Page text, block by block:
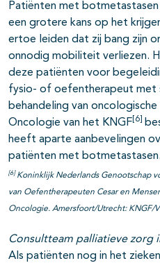
Patiënten met botmetastasen
een grotere kans op het
ertoe leiden dat zij bang zijn
onnodig mobiliteit verliezen.
deze patiënten voor
fysio- of oefentherapeut met
behandeling van
Oncologie van het KNGF [6]
heeft aparte aanbevelingen
patiënten met botmetastasen.
[6]Koninklijk Nederlands Genootschap
van Oefentherapeuten Cesar en
Oncologie. Amersfoort/Utrecht: KNGF/
Consultteam palliatieve zorg
Als patiënten nog in het